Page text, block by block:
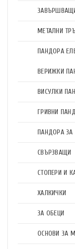
МЕТАЛНИ
ПАНДОРА
ВЕРИЖКИ
ВИСУЛКИ
ГРИВНИ
ПАНДОРА ЗА
СВЪРЗВАЩИ
СТОПЕРИ И
ХАЛКИЧКИ
ЗА ОБЕЦИ
ОСНОВИ ЗА